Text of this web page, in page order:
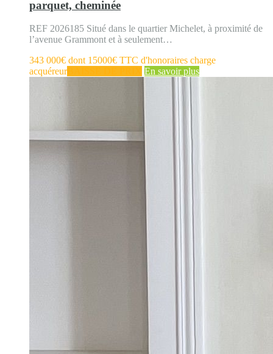
parquet, cheminée
REF 2026185 Situé dans le quartier Michelet, à proximité de
l’avenue Grammont et à seulement…
343 000€ dont 15000€ TTC d'honoraires charge
acquéreur
En savoir plus